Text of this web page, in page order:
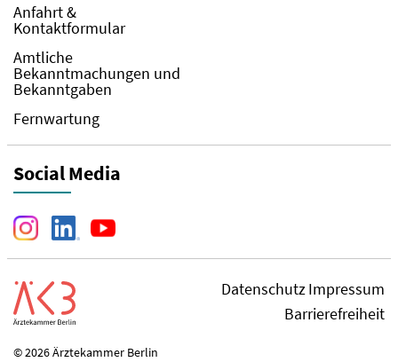
Anfahrt &
Kontaktformular
Amtliche
Bekanntmachungen und
Bekanntgaben
Fernwartung
Social Media
DatenschutzImpressum
Barrierefreiheit
© 2026 Ärztekammer Berlin